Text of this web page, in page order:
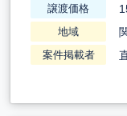
譲渡価格
地域
案件掲載者